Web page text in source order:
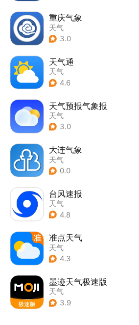
重庆气象
天气
3.0
天气通
天气
4.6
天气预报气象报
天气
3.0
大连气象
天气
0.0
台风速报
天气
4.8
准点天气
天气
4.3
墨迹天气极速版
天气
3.9